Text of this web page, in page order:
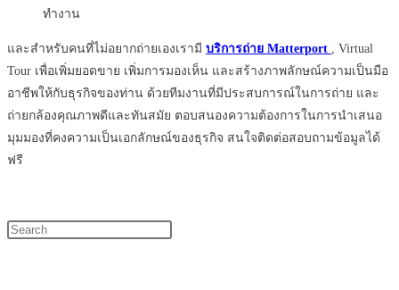
ทำงาน
และสำหรับคนที่ไม่อยากถ่ายเองเรามี บริการถ่าย Matterport
, Virtual
Tour เพื่อเพิ่มยอดขาย เพิ่มการมองเห็น และสร้างภาพลักษณ์ความเป็นมือ
อาชีพให้กับธุรกิจของท่าน ด้วยทีมงานที่มีประสบการณ์ในการถ่าย และ
ถ่ายกล้องคุณภาพดีและทันสมัย ตอบสนองความต้องการในการนำเสนอ
มุมมองที่คงความเป็นเอกลักษณ์ของธุรกิจ สนใจติดต่อสอบถามข้อมูลได้
ฟรี